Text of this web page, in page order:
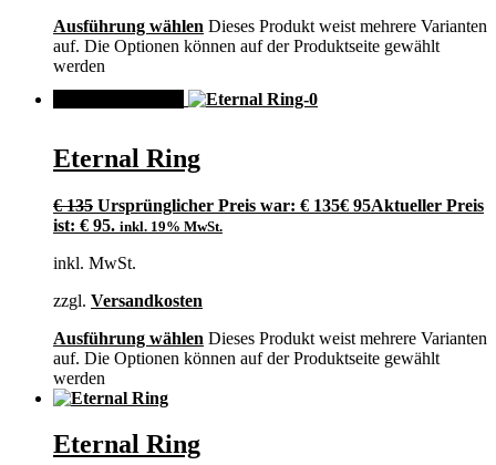
Ausführung wählen Dieses Produkt weist mehrere Varianten
auf. Die Optionen können auf der Produktseite gewählt
werden
Eternal Ring
€135 Ursprünglicher Preis war: € 135€ 95Aktueller Preis
ist: € 95. inkl. 19% MwSt.
inkl. MwSt.
zzgl. Versandkosten
Ausführung wählen Dieses Produkt weist mehrere Varianten
auf. Die Optionen können auf der Produktseite gewählt
werden
Eternal Ring